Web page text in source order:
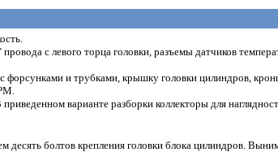
с левого торца головки, разъемы датчиков
и трубками, крышку головки цилиндров,
варианте разборки коллекторы для
десять болтов крепления головки блока цилиндров.